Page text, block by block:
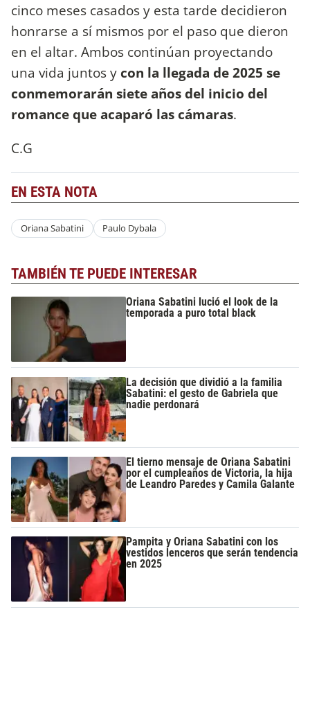
cinco meses casados y esta tarde decidieron
honrarse a sí mismos por el paso que dieron
en el altar. Ambos continúan proyectando
una vida juntos y con la llegada de 2025 se
conmemorarán siete años del inicio del
romance que acaparó las cámaras.
C.G
EN ESTA NOTA
Oriana Sabatini Paulo Dybala
TAMBIÉN TE PUEDE INTERESAR
Oriana Sabatini lució el look de la
temporada a puro total black
La decisión que dividió a la familia
Sabatini: el gesto de Gabriela que
nadie perdonará
El tierno mensaje de Oriana Sabatini
por el cumpleaños de Victoria, la hija
de Leandro Paredes y Camila Galante
Pampita y Oriana Sabatini con los
vestidos lenceros que serán tendencia
en 2025